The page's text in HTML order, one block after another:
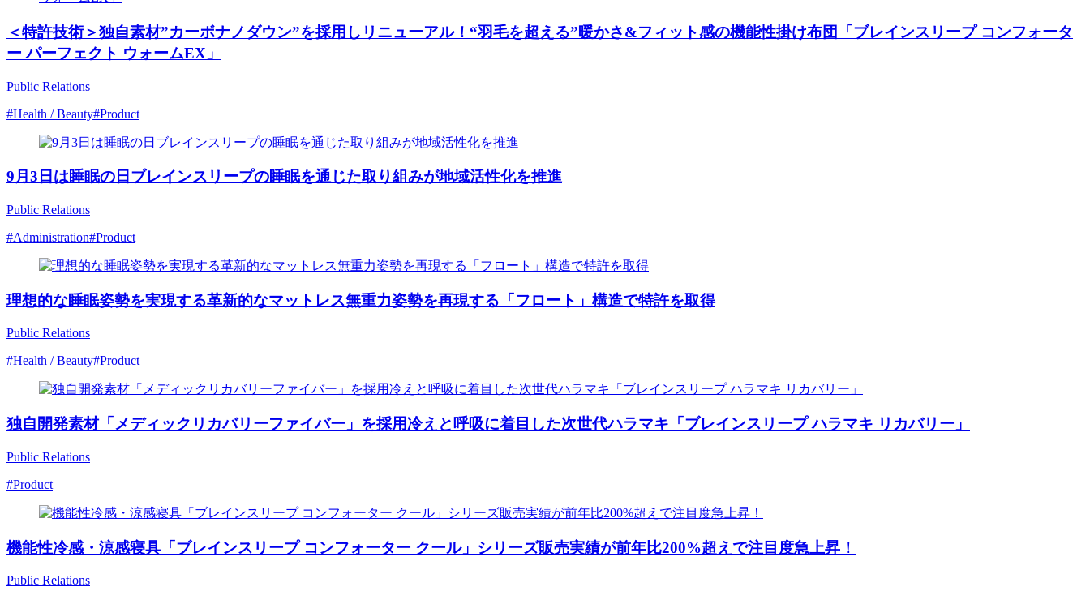
＜特許技術＞独自素材”カーボナノダウン”を採用しリニューアル！“羽毛を超える”暖かさ&フィット感の機能性掛け布団「ブレインスリープ コンフォータ
ー パーフェクト ウォームEX」
Public Relations
#Health / Beauty#Product
9月3日は睡眠の日ブレインスリープの睡眠を通じた取り組みが地域活性化を推進
Public Relations
#Administration#Product
理想的な睡眠姿勢を実現する革新的なマットレス無重力姿勢を再現する「フロート」構造で特許を取得
Public Relations
#Health / Beauty#Product
独自開発素材「メディックリカバリーファイバー」を採用冷えと呼吸に着目した次世代ハラマキ「ブレインスリープ ハラマキ リカバリー」
Public Relations
#Product
機能性冷感・涼感寝具「ブレインスリープ コンフォーター クール」シリーズ販売実績が前年比200%超えで注目度急上昇！
Public Relations